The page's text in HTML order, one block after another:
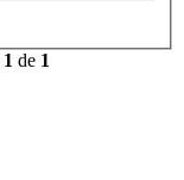
1 de 1